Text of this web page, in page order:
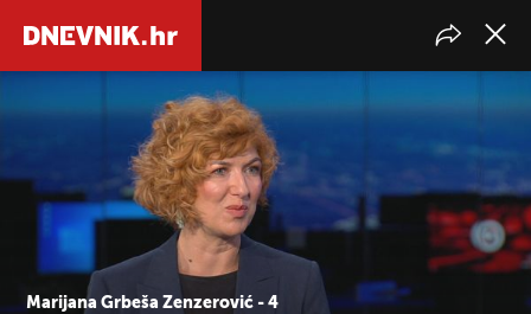
Marijana Grbeša Zenzerović - 4